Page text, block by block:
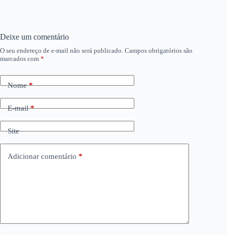
Deixe um comentário
O seu endereço de e-mail não será publicado. Campos obrigatórios são
marcados com *
Nome*
E-mail*
Site
Adicionar comentário *